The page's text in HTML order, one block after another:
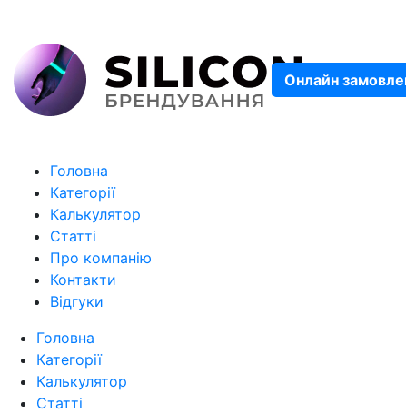
Онлайн
Головна
Категорії
Калькулятор
Статті
Про компанію
Контакти
Відгуки
Головна
Категорії
Калькулятор
Статті